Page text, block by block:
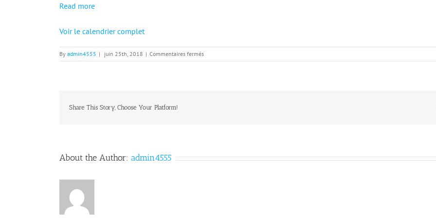
Read more
Voir le calendrier complet
By admin4555 | juin 25th, 2018 | Commentaires ferméssur
Match
Share This Story, Choose Your Platform!
About the Author: admin4555